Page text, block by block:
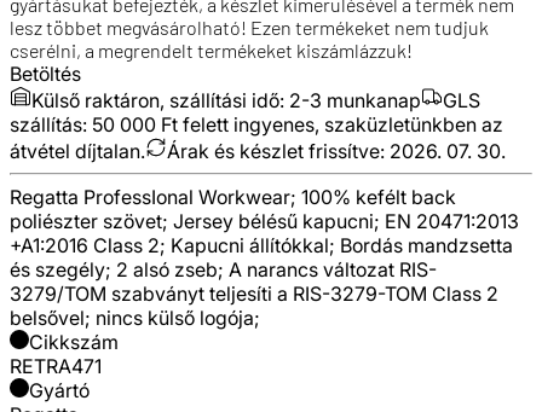
gyártásukat befejezték, a készlet kimerülésével a termék nem
lesz többet megvásárolható! Ezen termékeket nem tudjuk
cserélni, a megrendelt termékeket kiszámlázzuk!
Betöltés
Külső raktáron, szállítási idő: 2-3 munkanap
GLS
szállítás: 50 000 Ft felett ingyenes, szaküzletünkben az
átvétel díjtalan.
Árak és készlet frissítve: 2026. 07. 30.
Regatta ProfessIonal Workwear; 100% kefélt back
poliészter szövet; Jersey bélésű kapucni; EN 20471:2013
+A1:2016 Class 2; Kapucni állítókkal; Bordás mandzsetta
és szegély; 2 alsó zseb; A narancs változat RIS-
3279/TOM szabványt teljesíti a RIS-3279-TOM Class 2
belsővel; nincs külső logója;
Cikkszám
RETRA471
Gyártó